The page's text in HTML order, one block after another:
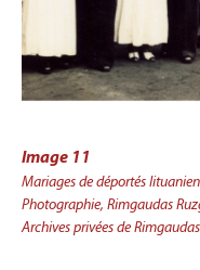
Image 11
Mariages de déportés
Photographie, Rimgaudas
Archives privées de